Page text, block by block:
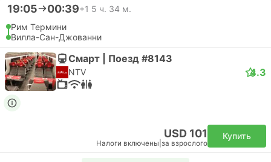
19:05 00:39+1 5 ч. 34 м.
Рим Термини
Вилла-Сан-Джованни
Смарт | Поезд #8143
NTV 4.3
USD 101
Налоги включены за взрослого
Купить